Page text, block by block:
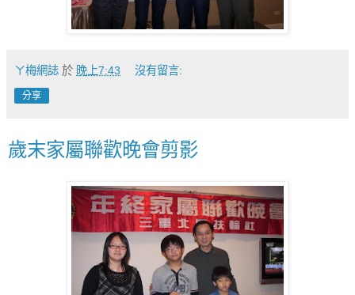
ㄚ梅網誌 於 晚上7:43 沒有留言:
分享
歲末家屬聯歡晚會剪影